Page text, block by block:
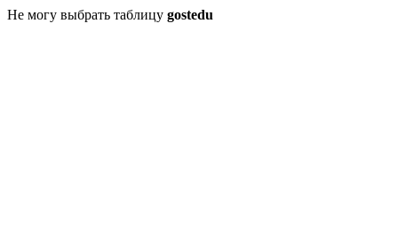
Не могу выбрать таблицу gostedu